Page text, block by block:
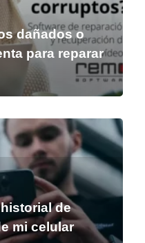
dañados o
para reparar
de
mi celular